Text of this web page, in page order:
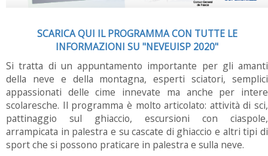
SCARICA QUI IL PROGRAMMA CON TUTTE LE
INFORMAZIONI SU "NEVEUISP 2020"
Si tratta di un appuntamento importante per gli amanti
della neve e della montagna, esperti sciatori, semplici
appassionati delle cime innevate ma anche per intere
scolaresche. Il programma è molto articolato: attività di sci,
pattinaggio sul ghiaccio, escursioni con ciaspole,
arrampicata in palestra e su cascate di ghiaccio e altri tipi di
sport che si possono praticare in palestra e sulla neve.